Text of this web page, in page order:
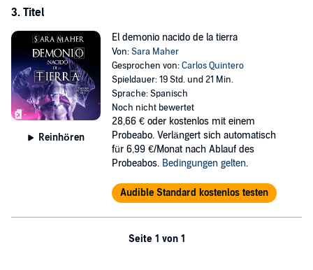
3. Titel
Reinhören
El demonio nacido de la tierra
Von:Sara Maher
Gesprochen von:Carlos Quintero
Spieldauer: 19 Std. und 21 Min.
Sprache: Spanisch
Noch nicht bewertet
28,66 € oder kostenlos mit einem
Probeabo. Verlängert sich automatisch
für 6,99 €/Monat nach Ablauf des
Probeabos. Bedingungen gelten.
Audible Standard kostenlos testen
Seite 1 von 1